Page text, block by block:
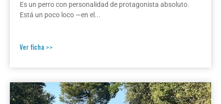
Es un perro con personalidad de protagonista absoluto.
Está un poco loco —en el...
Ver ficha >>